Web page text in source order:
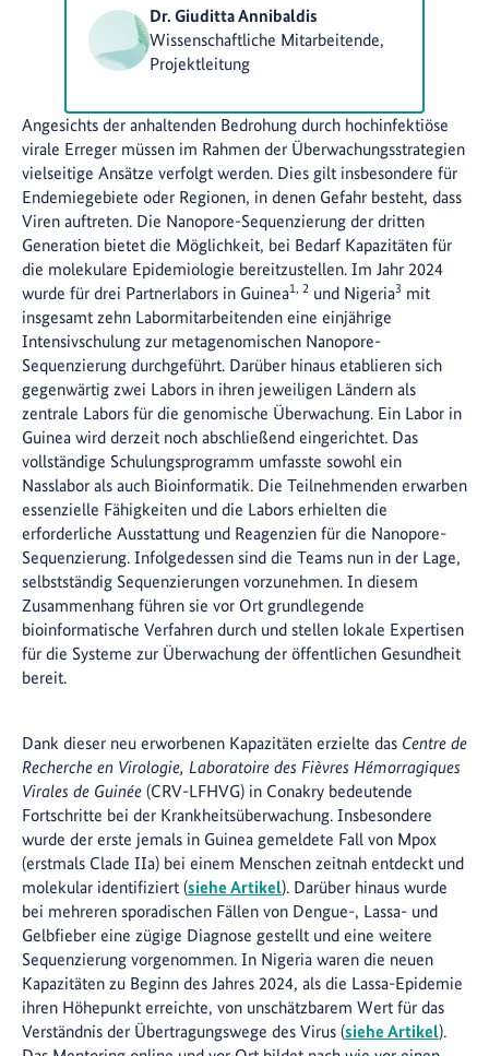
Angesichts der anhaltenden Bedrohung durch hochinfektiöse
virale Erreger müssen im Rahmen der Überwachungsstrategien
vielseitige Ansätze verfolgt werden. Dies gilt insbesondere für
Endemiegebiete oder Regionen, in denen Gefahr besteht, dass
Viren auftreten. Die Nanopore-Sequenzierung der dritten
Generation bietet die Möglichkeit, bei Bedarf Kapazitäten für
die molekulare Epidemiologie bereitzustellen. Im Jahr 2024
wurde für drei Partnerlabors in Guinea1, 2 und Nigeria3 mit
insgesamt zehn Labormitarbeitenden eine einjährige
Intensivschulung zur metagenomischen Nanopore-
Sequenzierung durchgeführt. Darüber hinaus etablieren sich
gegenwärtig zwei Labors in ihren jeweiligen Ländern als
zentrale Labors für die genomische Überwachung. Ein Labor in
Guinea wird derzeit noch abschließend eingerichtet. Das
vollständige Schulungsprogramm umfasste sowohl ein
Nasslabor als auch Bioinformatik. Die Teilnehmenden erwarben
essenzielle Fähigkeiten und die Labors erhielten die
erforderliche Ausstattung und Reagenzien für die Nanopore-
Sequenzierung. Infolgedessen sind die Teams nun in der Lage,
selbstständig Sequenzierungen vorzunehmen. In diesem
Zusammenhang führen sie vor Ort grundlegende
bioinformatische Verfahren durch und stellen lokale Expertisen
für die Systeme zur Überwachung der öffentlichen Gesundheit
bereit.
Dr. Giuditta Annibaldis
Wissenschaftliche Mitarbeitende,
Projektleitung
Dank dieser neu erworbenen Kapazitäten erzielte das Centre de
Recherche en Virologie, Laboratoire des Fièvres Hémorragiques
Virales de Guinée (CRV-LFHVG) in Conakry bedeutende
Fortschritte bei der Krankheitsüberwachung. Insbesondere
wurde der erste jemals in Guinea gemeldete Fall von Mpox
(erstmals Clade IIa) bei einem Menschen zeitnah entdeckt und
molekular identifiziert (siehe Artikel). Darüber hinaus wurde
bei mehreren sporadischen Fällen von Dengue-, Lassa- und
Gelbfieber eine zügige Diagnose gestellt und eine weitere
Sequenzierung vorgenommen. In Nigeria waren die neuen
Kapazitäten zu Beginn des Jahres 2024, als die Lassa-Epidemie
ihren Höhepunkt erreichte, von unschätzbarem Wert für das
Verständnis der Übertragungswege des Virus (siehe Artikel).